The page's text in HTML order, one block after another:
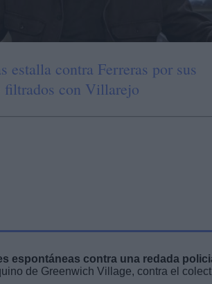
estalla contra Ferreras por sus
filtrados con Villarejo
espontáneas contra una redada
de Greenwich Village, contra el